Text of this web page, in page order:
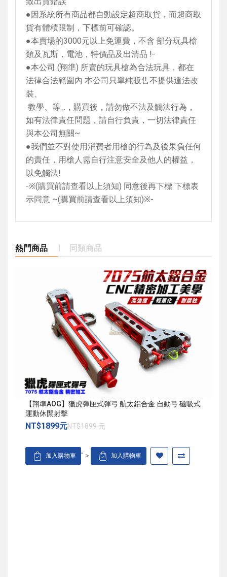
●因系統所有商品都自動設定超商取貨，而超商取
貨有體積限制，下標前可確認。
●本賣場的3000元以上免運費，不含 部分玩具槍
類及瓦斯，電池，特價品及出清品 !-
●本公司 (翔準) 所賣的玩具槍為合法玩具，都在
法律合法範圍內 本公司只單純販售不提供違法改
裝、
教學、等…，購買後，請勿做不法及觸法行為，
如有法律責任問題，請自行負責，一切法律責任
與本公司無關~
●我們並不對使用消費者用槍的行為及後果負任何
的責任，用槍人需自行注意安全及他人的權益，
以免觸法!
-※(購買前請查看以上須知) 同意後再下標 下標表
示同意 ~(購買前請查看以上須知)※-
熱門商品 同類商品
【翔準AOG】獵虎彈匣式彈弓 航太鋁合金 自動弓 磁吸式
運動休閒射擊
NT$1899元NT$1899 元
加入購物車 " > 加入購物車